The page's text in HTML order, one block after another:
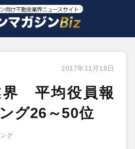
2017年11月18日
界 平均役員報
グ26～50位
グ